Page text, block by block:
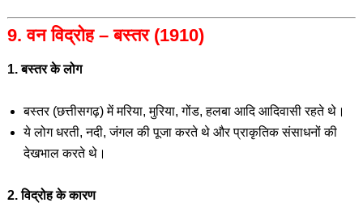
9. वन विद्रोह – बस्तर (1910)
1. बस्तर के लोग
बस्तर (छत्तीसगढ़) में मरिया, मुरिया, गोंड, हलबा आदि आदिवासी रहते थे।
ये लोग धरती, नदी, जंगल की पूजा करते थे और प्राकृतिक संसाधनों की
देखभाल करते थे।
2. विद्रोह के कारण